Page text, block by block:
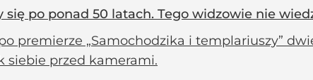
po ponad 50 latach. Tego widzowie nie
premierze „Samochodzika i templariuszy”
siebie przed kamerami.